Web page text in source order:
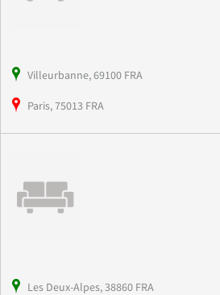
Villeurbanne, 69100 FRA
Paris, 75013 FRA
Les Deux-Alpes, 38860 FRA